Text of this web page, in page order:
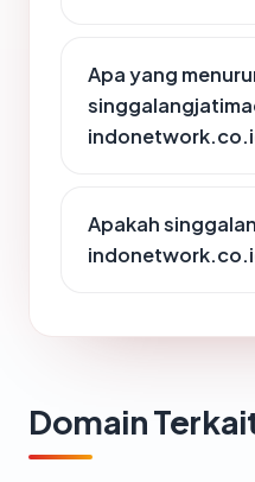
Apa yang
Apakah
Domain